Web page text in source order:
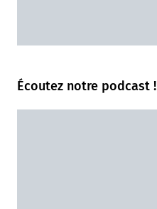
Écoutez notre podcast !